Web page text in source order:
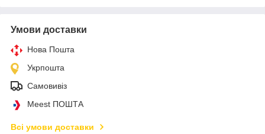
Умови доставки
Нова Пошта
Укрпошта
Самовивіз
Meest ПОШТА
Всі умови доставки